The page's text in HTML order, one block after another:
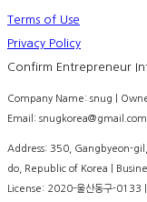
Terms of Use
Privacy Policy
Confirm Entrepreneur
Company Name: snug |
Email: snugkorea@gmail.com
Address: 350, Gangbyeon-
do, Republic of Korea |
License: 2020-울산동구-0133